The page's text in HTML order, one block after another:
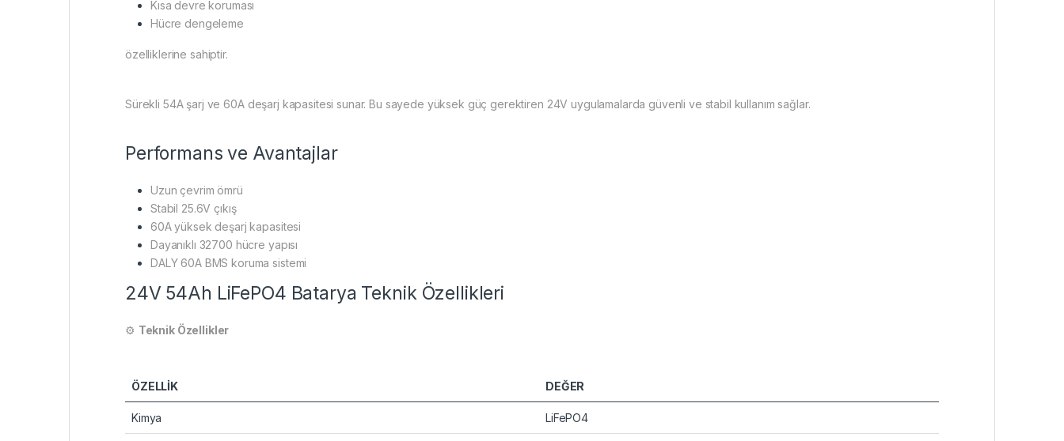
Kısa devre koruması
Hücre dengeleme
özelliklerine sahiptir.
Sürekli 54A şarj ve 60A deşarj kapasitesi sunar. Bu sayede yüksek güç gerektiren 24V uygulamalarda güvenli ve stabil kullanım sağlar.
Performans ve Avantajlar
Uzun çevrim ömrü
Stabil 25.6V çıkış
60A yüksek deşarj kapasitesi
Dayanıklı 32700 hücre yapısı
DALY 60A BMS koruma sistemi
24V 54Ah LiFePO4 Batarya Teknik Özellikleri
⚙️ Teknik Özellikler
ÖZELLİK DEĞER
Kimya LiFePO4